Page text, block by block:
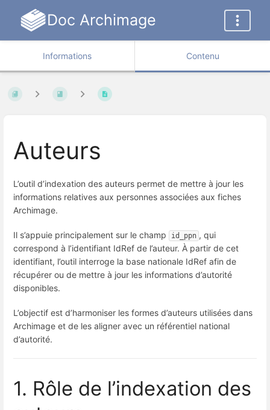
Doc Archimage
Informations Contenu
Auteurs
L’outil d’indexation des auteurs permet de mettre à jour les
informations relatives aux personnes associées aux fiches
Archimage.
Il s’appuie principalement sur le champ id_ppn , qui
correspond à l’identifiant IdRef de l’auteur. À partir de cet
identifiant, l’outil interroge la base nationale IdRef afin de
récupérer ou de mettre à jour les informations d’autorité
disponibles.
L’objectif est d’harmoniser les formes d’auteurs utilisées dans
Archimage et de les aligner avec un référentiel national
d’autorité.
1. Rôle de l’indexation des